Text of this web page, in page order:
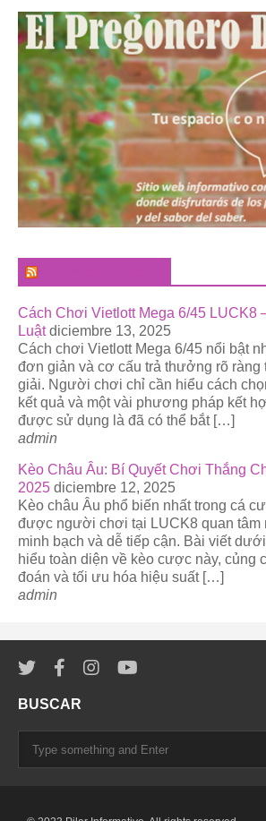
Cách Chơi Vietlott Mega 6/45 LUCK8
Luật diciembre 13, 2025
Cách chơi Vietlott Mega 6/45 nổi bật
đơn giản và cơ cấu trả thưởng rõ ràng
giải. Người chơi chỉ cần hiểu cách
kết quả và một vài phương pháp kết
được sử dụng là đã có thể bắt […]
admin
Kèo Châu Âu: Bí Quyết Chơi Thắng
2025 diciembre 12, 2025
Kèo châu Âu phổ biến nhất trong cá
được người chơi tại LUCK8 quan tâm
minh bạch và dễ tiếp cận. Bài viết
hiểu toàn diện về kèo cược này, củng
đoán và tối ưu hóa hiệu suất […]
admin
BUSCAR